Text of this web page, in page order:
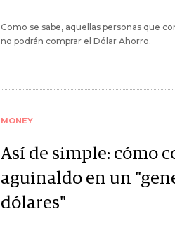
Como se sabe, aquellas personas que
no podrán comprar el Dólar Ahorro.
MONEY
Así de simple: cómo
aguinaldo en un
dólares"